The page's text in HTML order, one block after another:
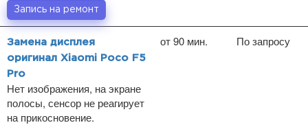
Запись на ремонт
Замена дисплея
оригинал Xiaomi Poco F5
Pro
Нет изображения, на экране
полосы, сенсор не реагирует
на прикосновение.
от 90 мин. По запросу